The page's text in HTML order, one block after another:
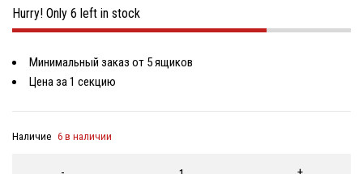
Hurry! Only 6 left in stock
Минимальный заказ от 5 ящиков
Цена за 1 секцию
Наличие 6 в наличии